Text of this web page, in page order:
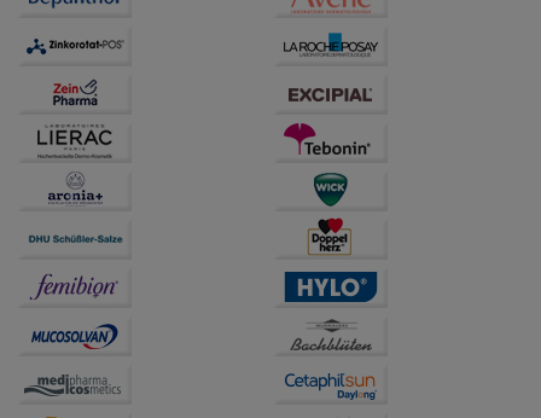
Statistik & Tracking:
Hierüber lassen sich
Informationen über die Art und Weise der Nutzung
unserer Website sammeln, mit deren Hilfe wir unsere
Website weiter für Sie optimieren können, den Inhalt
auf unserer Website aber auch die Werbung auf
Drittseiten möglichst relevant für Sie zu gestalten.
Bitte beachten Sie, dass Daten hierfür teilweise an
Dritte wie z.B. Google oder soziale Medien
übertragen werden.